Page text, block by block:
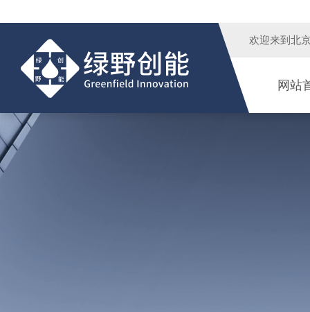
欢迎来到 北
网站